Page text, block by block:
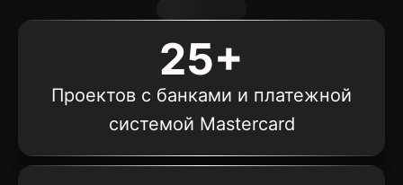
25+
Проектов с банками и платежной
системой Mastercard